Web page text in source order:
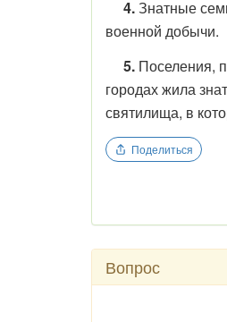
4.Знатные
военной добычи.
5. Поселения,
городах жила
святилища, в
Поделиться
Вопрос